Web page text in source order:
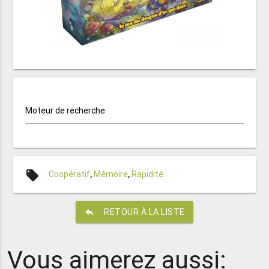
Moteur de recherche
local_offer Coopératif,Mémoire,Rapidité
reply RETOUR À LA LISTE
Vous aimerez aussi: